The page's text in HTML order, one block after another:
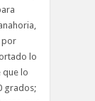
por
lo
que lo
grados;